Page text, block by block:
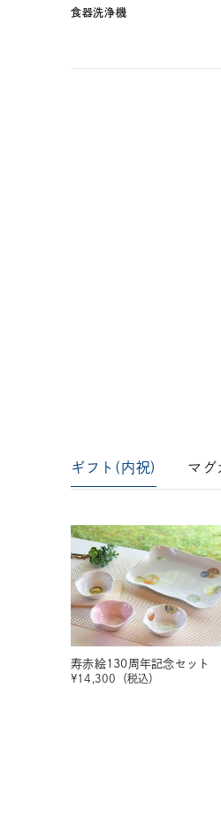
食器洗浄機
ギフト(内祝) マグ
寿赤絵130周年記念セット
¥14,300 （税込）